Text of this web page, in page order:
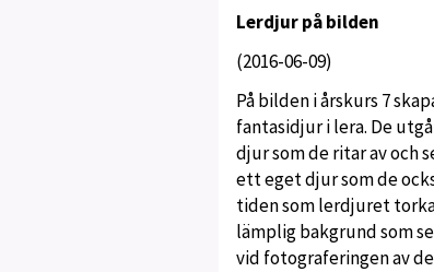
Lerdjur på bilden
(2016-06-09)
På bilden i årskurs 7
fantasidjur i lera. De
djur som de ritar av och
ett eget djur som de
tiden som lerdjuret
lämplig bakgrund som
vid fotograferingen av